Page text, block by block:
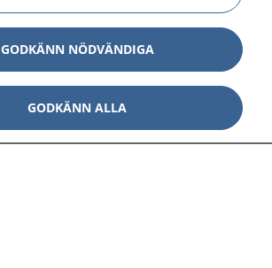
GODKÄNN NÖDVÄNDIGA
GODKÄNN ALLA